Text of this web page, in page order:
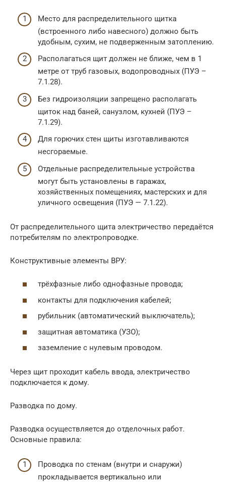
Место для распределительного щитка
(встроенного либо навесного) должно быть
удобным, сухим, не подверженным затоплению.
Располагаться щит должен не ближе, чем в 1
метре от труб газовых, водопроводных (ПУЭ –
7.1.28).
Без гидроизоляции запрещено располагать
щиток над баней, санузлом, кухней (ПУЭ –
7.1.29).
Для горючих стен щиты изготавливаются
несгораемые.
Отдельные распределительные устройства
могут быть установлены в гаражах,
хозяйственных помещениях, мастерских и для
уличного освещения (ПУЭ — 7.1.22).
От распределительного щита электричество передаётся
потребителям по электропроводке.
Конструктивные элементы ВРУ:
трёхфазные либо однофазные провода;
контакты для подключения кабелей;
рубильник (автоматический выключатель);
защитная автоматика (УЗО);
заземление с нулевым проводом.
Через щит проходит кабель ввода, электричество
подключается к дому.
Разводка по дому.
Разводка осуществляется до отделочных работ.
Основные правила:
Проводка по стенам (внутри и снаружи)
прокладывается вертикально или